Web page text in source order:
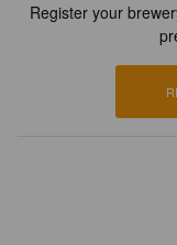
Register your